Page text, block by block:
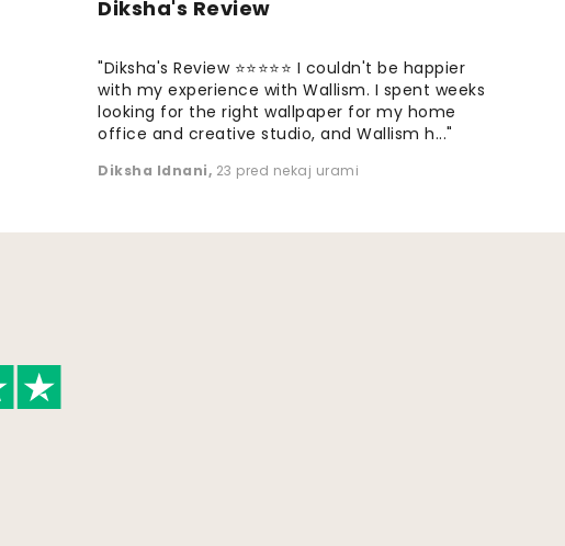
Diksha's Review
"Diksha's Review ⭐⭐⭐⭐⭐ I couldn't be happier
with my experience with Wallism. I spent weeks
looking for the right wallpaper for my home
office and creative studio, and Wallism h..."
Diksha Idnani, 23 pred nekaj urami